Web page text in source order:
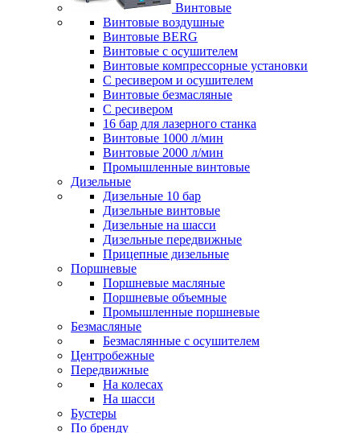
Винтовые
Винтовые воздушные
Винтовые BERG
Винтовые с осушителем
Винтовые компрессорные установки
C ресивером и осушителем
Винтовые безмасляные
C ресивером
16 бар для лазерного станка
Винтовые 1000 л/мин
Винтовые 2000 л/мин
Промышленные винтовые
Дизельные
Дизельные 10 бар
Дизельные винтовые
Дизельные на шасси
Дизельные передвижные
Прицепные дизельные
Поршневые
Поршневые масляные
Поршневые объемные
Промышленные поршневые
Безмасляные
Безмаслянные с осушителем
Центробежные
Передвижные
На колесах
На шасси
Бустеры
По бренду